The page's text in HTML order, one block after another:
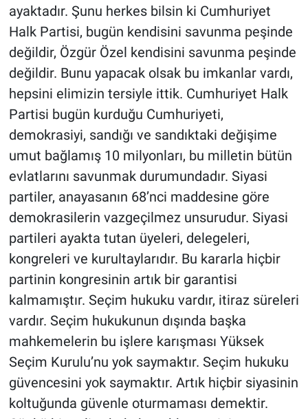
ayaktadır. Şunu herkes bilsin ki Cumhuriyet
Halk Partisi, bugün kendisini savunma peşinde
değildir, Özgür Özel kendisini savunma peşinde
değildir. Bunu yapacak olsak bu imkanlar vardı,
hepsini elimizin tersiyle ittik. Cumhuriyet Halk
Partisi bugün kurduğu Cumhuriyeti,
demokrasiyi, sandığı ve sandıktaki değişime
umut bağlamış 10 milyonları, bu milletin bütün
evlatlarını savunmak durumundadır. Siyasi
partiler, anayasanın 68’nci maddesine göre
demokrasilerin vazgeçilmez unsurudur. Siyasi
partileri ayakta tutan üyeleri, delegeleri,
kongreleri ve kurultaylarıdır. Bu kararla hiçbir
partinin kongresinin artık bir garantisi
kalmamıştır. Seçim hukuku vardır, itiraz süreleri
vardır. Seçim hukukunun dışında başka
mahkemelerin bu işlere karışması Yüksek
Seçim Kurulu’nu yok saymaktır. Seçim hukuku
güvencesini yok saymaktır. Artık hiçbir siyasinin
koltuğunda güvenle oturmaması demektir.